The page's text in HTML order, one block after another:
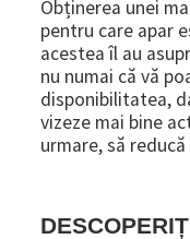
Obținerea unei
pentru care apar
acestea îl au
nu numai că vă
disponibilitatea,
vizeze mai bine
urmare, să